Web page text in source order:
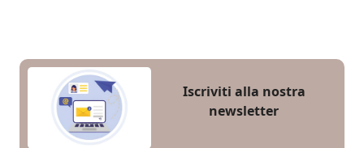
Iscriviti alla nostra
newsletter